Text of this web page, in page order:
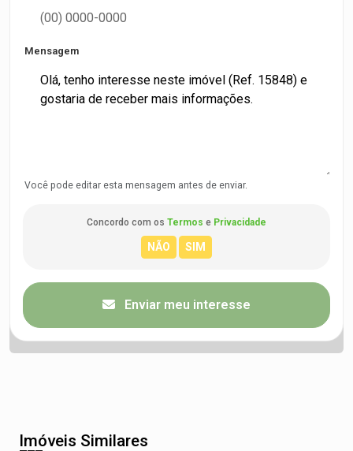
Mensagem
Você pode editar esta mensagem antes de enviar.
Concordo com os Termos e Privacidade
Enviar meu interesse
Imóveis Similares